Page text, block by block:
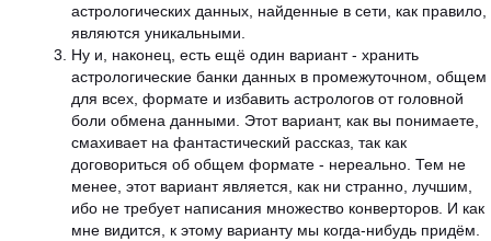
астрологических данных, найденные в сети, как правило,
являются уникальными.
Ну и, наконец, есть ещё один вариант - хранить
астрологические банки данных в промежуточном, общем
для всех, формате и избавить астрологов от головной
боли обмена данными. Этот вариант, как вы понимаете,
смахивает на фантастический рассказ, так как
договориться об общем формате - нереально. Тем не
менее, этот вариант является, как ни странно, лучшим,
ибо не требует написания множество конверторов. И как
мне видится, к этому варианту мы когда-нибудь придём.